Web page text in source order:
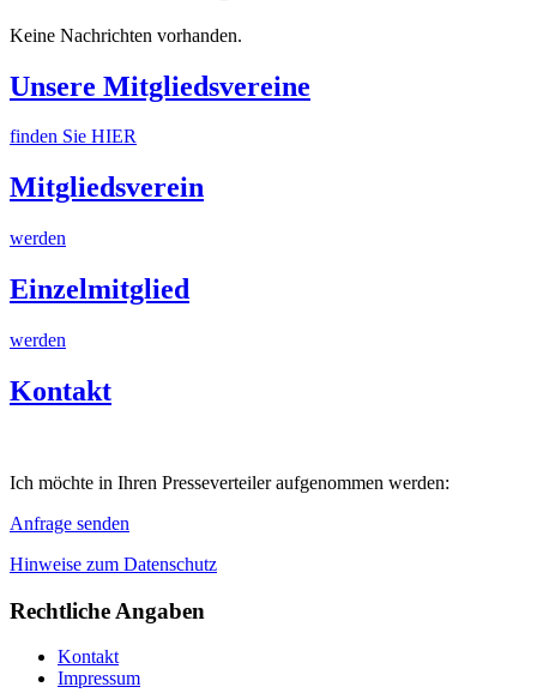
Keine Nachrichten vorhanden.
Unsere Mitgliedsvereine
finden Sie HIER
Mitgliedsverein
werden
Einzelmitglied
werden
Kontakt
Ich möchte in Ihren Presseverteiler aufgenommen werden:
Anfrage senden
Hinweise zum Datenschutz
Rechtliche Angaben
Kontakt
Impressum